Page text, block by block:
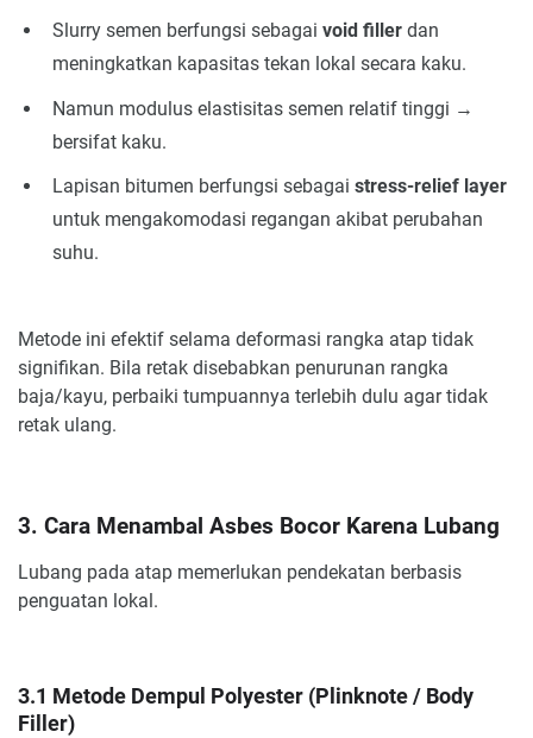
Slurry semen berfungsi sebagai void fillerdan
meningkatkan kapasitas tekan lokal secara kaku.
Namun modulus elastisitas semen relatif tinggi →
bersifat kaku.
Lapisan bitumen berfungsi sebagai stress-relief layer
untuk mengakomodasi regangan akibat perubahan
suhu.
Metode ini efektif selama deformasi rangka atap tidak
signifikan. Bila retak disebabkan penurunan rangka
baja/kayu, perbaiki tumpuannya terlebih dulu agar tidak
retak ulang.
3. Cara Menambal Asbes Bocor Karena Lubang
Lubang pada atap memerlukan pendekatan berbasis
penguatan lokal.
3.1 Metode Dempul Polyester (Plinknote / Body
Filler)